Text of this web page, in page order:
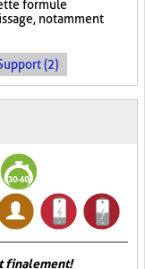
formule
notamment
(2)
finalement!